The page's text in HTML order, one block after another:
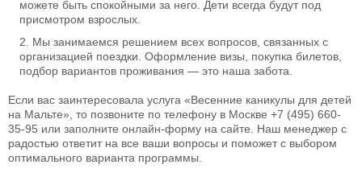
можете быть спокойными за него. Дети всегда будут под
присмотром взрослых.
Мы занимаемся решением всех вопросов, связанных с
организацией поездки. Оформление визы, покупка билетов,
подбор вариантов проживания — это наша забота.
Если вас заинтересовала услуга «Весенние каникулы для детей
на Мальте», то позвоните по телефону в Москве +7 (495) 660-
35-95 или заполните онлайн-форму на сайте. Наш менеджер с
радостью ответит на все ваши вопросы и поможет с выбором
оптимального варианта программы.